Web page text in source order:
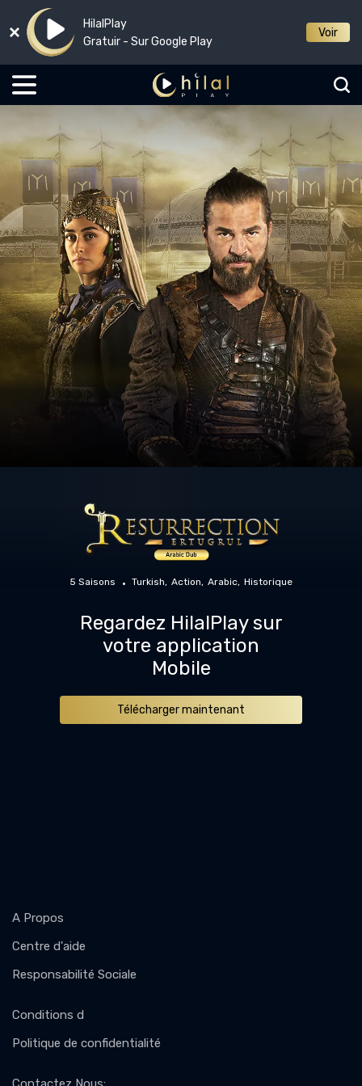
HilalPlay
Gratuir - Sur Google Play
Voir
5 Saisons Turkish Action Arabic Historique
Regardez HilalPlay sur
votre application
Mobile
Télécharger maintenant
A Propos
Centre d'aide
Responsabilité Sociale
Conditions d
Politique de confidentialité